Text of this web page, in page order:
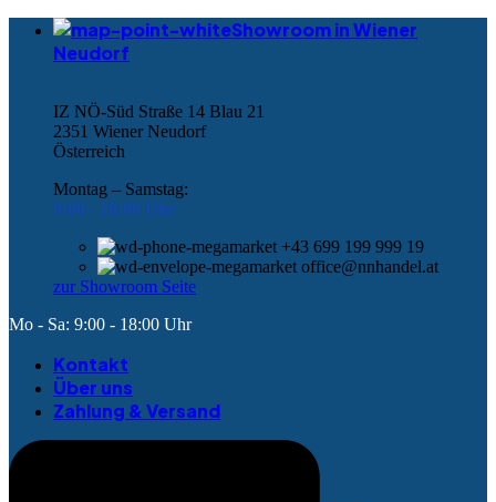
Showroom in Wiener
Neudorf
IZ NÖ-Süd Straße 14 Blau 21
2351 Wiener Neudorf
Österreich
Montag – Samstag:
9:00 - 18:00 Uhr
+43 699 199 999 19
office@nnhandel.at
zur Showroom Seite
Mo - Sa: 9:00 - 18:00 Uhr
Kontakt
Über uns
Zahlung & Versand